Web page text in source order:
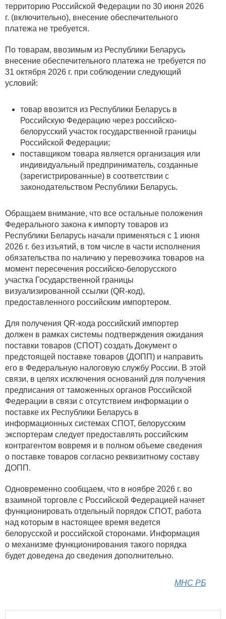
территорию Российской Федерации по 30 июня 2026
г. (включительно), внесение обеспечительного
платежа не требуется.
По товарам, ввозимым из Республики Беларусь
внесение обеспечительного платежа не требуется по
31 октября 2026 г. при соблюдении следующий
условий:
товар ввозится из Республики Беларусь в
Российскую Федерацию через российско-
белорусский участок государственной границы
Российской Федерации;
поставщиком товара является организация или
индивидуальный предприниматель, созданные
(зарегистрированные) в соответствии с
законодательством Республики Беларусь.
Обращаем внимание, что все остальные положения
Федерального закона к импорту товаров из
Республики Беларусь начали применяться с 1 июня
2026 г. без изъятий, в том числе в части исполнения
обязательства по наличию у перевозчика товаров на
момент пересечения российско-белорусского
участка Государственной границы
визуализированной ссылки (QR-код),
предоставленного российским импортером.
Для получения QR-кода российский импортер
должен в рамках системы подтверждения ожидания
поставки товаров (СПОТ) создать Документ о
предстоящей поставке товаров (ДОПП) и направить
его в Федеральную налоговую службу России. В этой
связи, в целях исключения оснований для получения
предписания от таможенных органов Российской
Федерации в связи с отсутствием информации о
поставке их Республики Беларусь в
информационных системах СПОТ, белорусским
экспортерам следует предоставлять российским
контрагентом вовремя и в полном объеме сведения
о поставке товаров согласно реквизитному составу
ДОПП.
Одновременно сообщаем, что в ноябре 2026 г. во
взаимной торговле с Российской Федерацией начнет
функционировать отдельный порядок СПОТ, работа
над которым в настоящее время ведется
белорусской и российской сторонами. Информация
о механизме функционирования такого порядка
будет доведена до сведения дополнительно.
МНС РБ